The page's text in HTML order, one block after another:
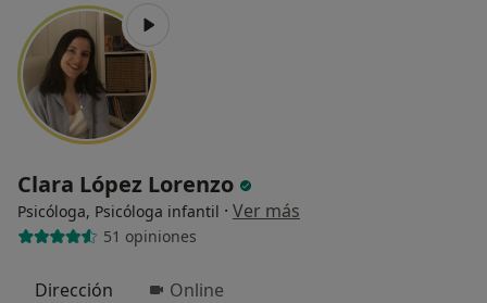
Clara López Lorenzo
Psicóloga, Psicóloga infantil · Ver más
51 opiniones
Dirección Online